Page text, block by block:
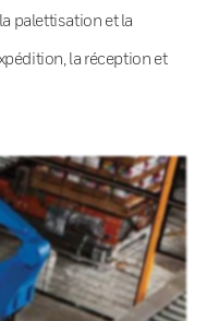
palettisation et la
la réception et